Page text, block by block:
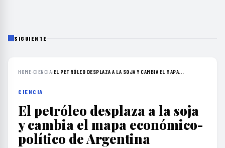
SIGUIENTE
HOME›CIENCIA› EL PETRÓLEO DESPLAZA A LA SOJA Y CAMBIA EL MAPA...
CIENCIA
El petróleo desplaza a la soja
y cambia el mapa económico-
político de Argentina